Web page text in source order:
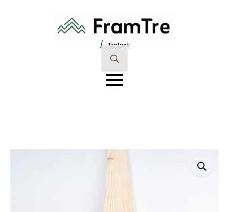
/ Trelast
Search
for: